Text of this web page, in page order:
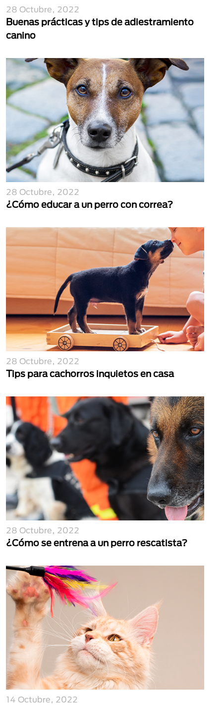
28 Octubre, 2022
Buenas prácticas y tips de adiestramiento
canino
28 Octubre, 2022
¿Cómo educar a un perro con correa?
28 Octubre, 2022
Tips para cachorros inquietos en casa
28 Octubre, 2022
¿Cómo se entrena a un perro rescatista?
14 Octubre, 2022